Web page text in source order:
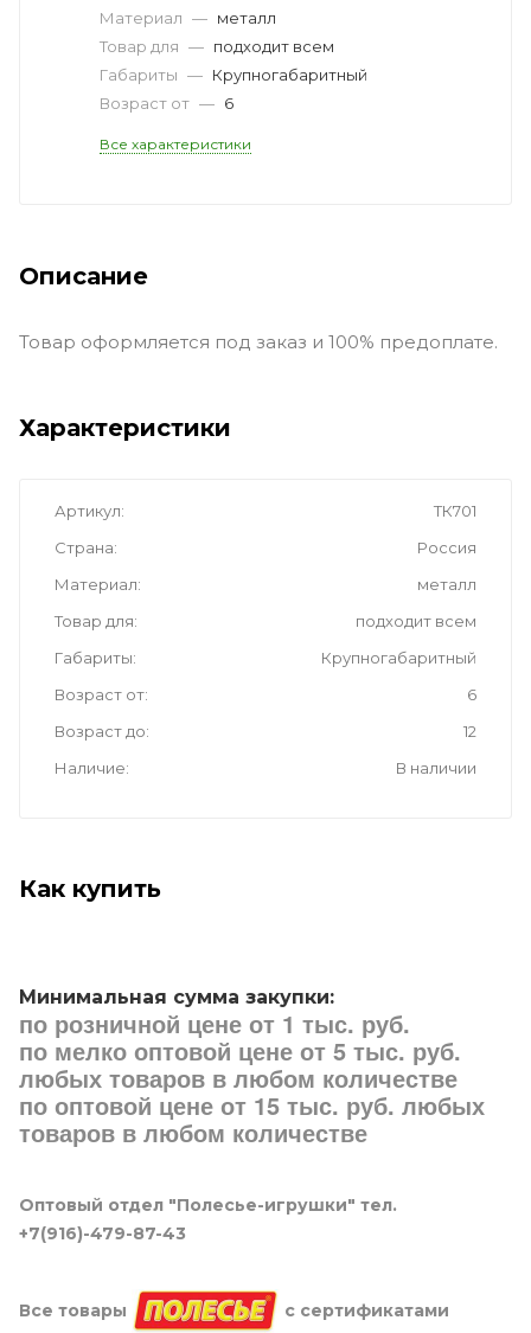
Материал — металл
Товар для — подходит всем
Габариты — Крупногабаритный
Возраст от — 6
Все характеристики
Описание
Товар оформляется под заказ и 100% предоплате.
Характеристики
Артикул
ТК701
Страна
Россия
Материал
металл
Товар для
подходит всем
Габариты
Крупногабаритный
Возраст от
6
Возраст до
12
Наличие
В наличии
Как купить
Минимальная сумма закупки:
по розничной цене от 1 тыс. руб.
по мелко оптовой цене от 5 тыс. руб.
любых товаров в любом количестве
по оптовой цене от 15 тыс. руб. любых
товаров в любом количестве
Оптовый отдел "Полесье-игрушки" тел.
+7(916)-479-87-43
Все товары с сертификатами